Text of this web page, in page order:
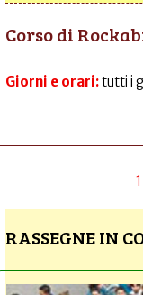
Corso di
Giorni e orari:tutti i
1
RASSEGNE IN